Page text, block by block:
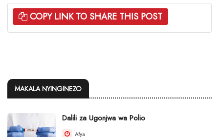
COPY LINK TO SHARE THIS POST
MAKALA NYINGINEZO
Dalili za Ugonjwa wa Polio
Afya